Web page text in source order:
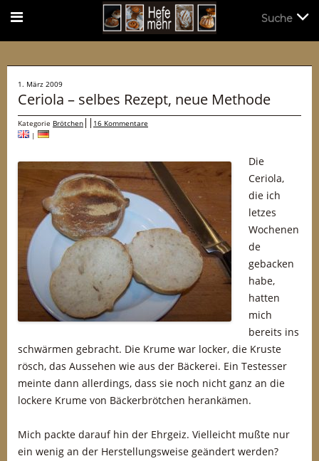
1. März 2009
Ceriola – selbes Rezept, neue Methode
Kategorie Brötchen
16 Kommentare
|
Die
Ceriola,
die ich
letzes
Wochenen
de
gebacken
habe,
hatten
mich
bereits ins
schwärmen gebracht. Die Krume war locker, die Kruste
rösch, das Aussehen wie aus der Bäckerei. Ein Testesser
meinte dann allerdings, dass sie noch nicht ganz an die
lockere Krume von Bäckerbrötchen herankämen.
Mich packte darauf hin der Ehrgeiz. Vielleicht mußte nur
ein wenig an der Herstellungsweise geändert werden?
Suche
Suche